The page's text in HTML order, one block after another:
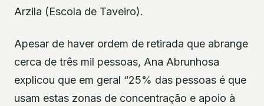
Arzila (Escola de Taveiro).
Apesar de haver ordem de retirada que abrange
cerca de três mil pessoas, Ana Abrunhosa
explicou que em geral “25% das pessoas é que
usam estas zonas de concentração e apoio à